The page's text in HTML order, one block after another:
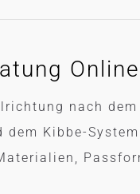
Online
nach dem
dem Kibbe-System